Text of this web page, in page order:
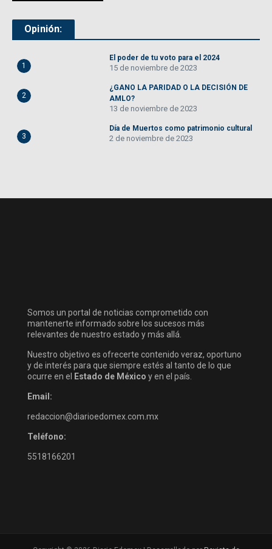
Opinión:
1
El poder de tu voto para el 2024
15 de noviembre de 2023
2
¿GANO LA PARIDAD O LA DECISIÓN DE
AMLO?
13 de noviembre de 2023
3
Día de Muertos como patrimonio cultural
2 de noviembre de 2023
Somos un portal de noticias comprometido con
mantenerte informado sobre los sucesos más
relevantes de nuestro estado y más allá.
Nuestro objetivo es ofrecerte contenido veraz, oportuno
y de interés para que siempre estés al tanto de lo que
ocurre en el
Estado de México y en el país.
Email:
redaccion@diarioedomex.com.mx
Teléfono:
5518166201